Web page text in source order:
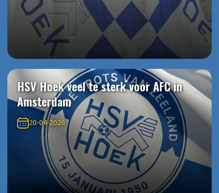
HSV Hoek veel te sterk voor AFC in
Amsterdam
20-04-2026